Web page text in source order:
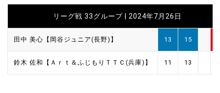
リーグ戦 33グループ | 2024年7月26日
田中 美心【岡谷ジュニア(長野)】 13 15
鈴木 佐和【Ａｒｔ＆ふじもりＴＴＣ(兵庫)】 11 13